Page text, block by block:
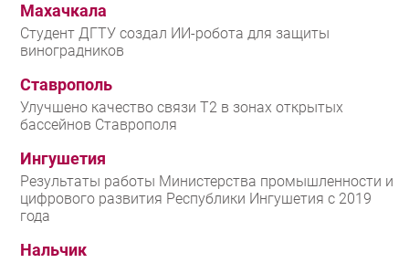
Махачкала
Студент ДГТУ создал ИИ-робота для защиты
виноградников
Ставрополь
Улучшено качество связи T2 в зонах открытых
бассейнов Ставрополя
Ингушетия
Результаты работы Министерства промышленности и
цифрового развития Республики Ингушетия с 2019
года
Нальчик